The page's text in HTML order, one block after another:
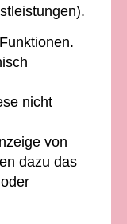
nicht
von
dazu das